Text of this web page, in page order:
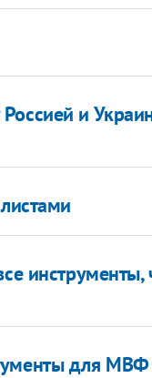
и
инструменты,
для МВФ